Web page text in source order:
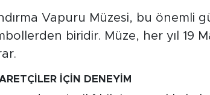
Vapuru Müzesi, bu önemli
biridir. Müze, her yıl 19
İÇİN DENEYİM